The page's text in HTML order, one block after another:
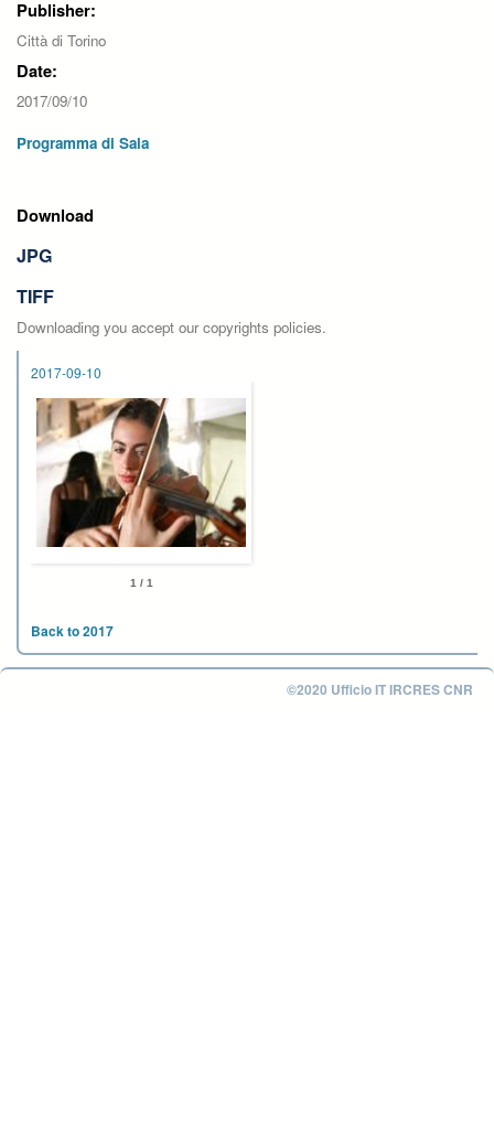
Publisher:
Città di Torino
Date:
2017/09/10
Programma di Sala
Download
JPG
TIFF
Downloading you accept our copyrights policies.
2017-09-10
1 / 1
Back to 2017
©2020 Ufficio IT IRCRES CNR